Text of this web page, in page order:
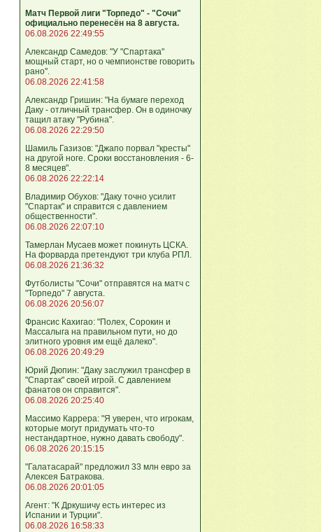
Матч Первой лиги "Торпедо" - "Сочи"
официально перенесён на 8 августа.
06.08.2026 22:49:55
Александр Самедов: "У "Спартака"
мощный старт, но о чемпионстве говорить
рано".
06.08.2026 22:41:58
Александр Гришин: "На бумаге переход
Даку - отличный трансфер. Он в одиночку
тащил атаку "Рубина".
06.08.2026 22:29:50
Шамиль Газизов: "Джапо порвал "кресты"
на другой ноге. Сроки восстановления - 6-
8 месяцев".
06.08.2026 22:22:14
Владимир Обухов: "Даку точно усилит
"Спартак" и справится с давлением
общественности".
06.08.2026 22:07:10
Тамерлан Мусаев может покинуть ЦСКА.
На форварда претендуют три клуба РПЛ.
06.08.2026 21:36:32
Футболисты "Сочи" отправятся на матч с
"Торпедо" 7 августа.
06.08.2026 20:56:07
Франсис Кахигао: "Полех, Сорокин и
Массалыга на правильном пути, но до
элитного уровня им ещё далеко".
06.08.2026 20:49:29
Юрий Дюпин: "Даку заслужил трансфер в
"Спартак" своей игрой. С давлением
фанатов он справится".
06.08.2026 20:25:40
Массимо Каррера: "Я уверен, что игрокам,
которые могут придумать что-то
нестандартное, нужно давать свободу".
06.08.2026 20:15:15
"Галатасарай" предложил 33 млн евро за
Алексея Батракова.
06.08.2026 20:01:05
Агент: "К Дркушичу есть интерес из
Испании и Турции".
06.08.2026 16:58:33